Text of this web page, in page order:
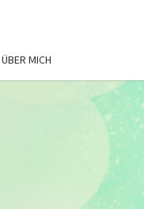
ÜBER MICH